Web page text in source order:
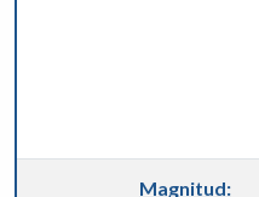
Magnitud: